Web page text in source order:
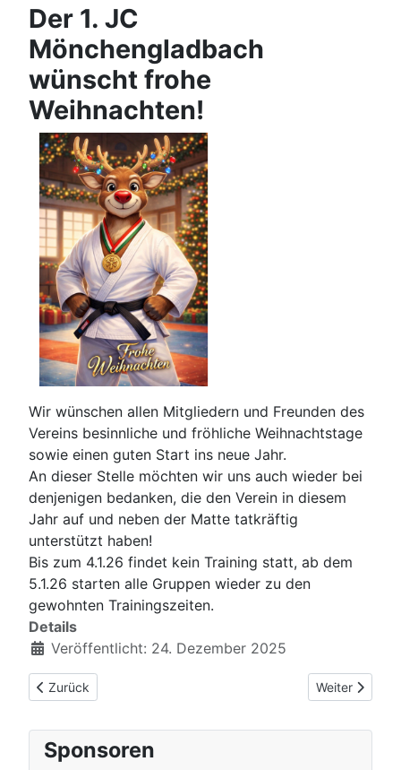
Der 1. JC
Mönchengladbach
wünscht frohe
Weihnachten!
Wir wünschen allen Mitgliedern und Freunden des
Vereins besinnliche und fröhliche Weihnachtstage
sowie einen guten Start ins neue Jahr.
An dieser Stelle möchten wir uns auch wieder bei
denjenigen bedanken, die den Verein in diesem
Jahr auf und neben der Matte tatkräftig
unterstützt haben!
Bis zum 4.1.26 findet kein Training statt, ab dem
5.1.26 starten alle Gruppen wieder zu den
gewohnten Trainingszeiten.
Details
Veröffentlicht: 24. Dezember 2025
Vorheriger Beitrag: Neujahrsgrüße
Zurück Nächster
Weiter
Sponsoren